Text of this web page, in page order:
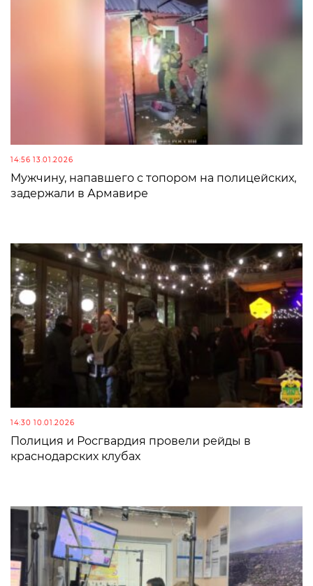
14:56 13.01.2026
Мужчину, напавшего с топором на полицейских,
задержали в Армавире
14:30 10.01.2026
Полиция и Росгвардия провели рейды в
краснодарских клубах